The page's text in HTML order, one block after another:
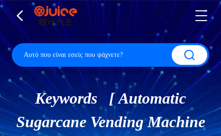
Keywords [ Automatic
Sugarcane Vending Machine